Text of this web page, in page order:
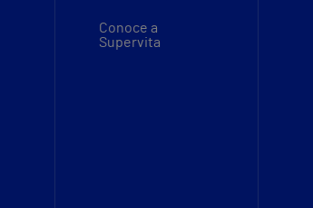
Conoce a
Supervita